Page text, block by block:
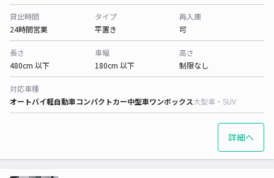
貸出時間
24時間営業
タイプ
平置き
再入庫
可
長さ
480cm 以下
車幅
180cm 以下
高さ
制限なし
対応車種
オートバイ軽自動車コンパクトカー中型車ワンボックス大型車・SUV
詳細へ